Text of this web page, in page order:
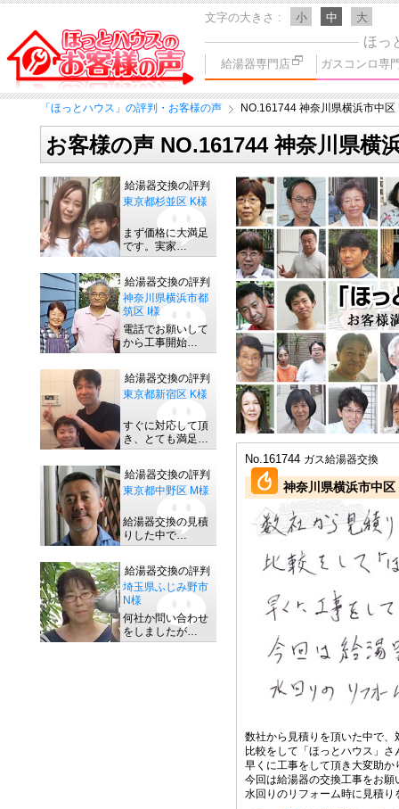
文字の大きさ 小 中 大
ほっ
給湯器専門店 ガスコンロ専
「ほっとハウス」の評判・お客様の声 NO.161744 神奈川県横浜市中区
お客様の声 NO.161744 神奈川県横
No.161744 ガス給湯器交換
神奈川県横浜市中区
数社から見積りを頂いた中で、
比較をして「ほっとハウス」さ
早くに工事をして頂き大変助か
今回は給湯器の交換工事をお
水回りのリフォーム時に見積
給湯器交換の評判
東京都杉並区 K様
まず価格に大満足
です。実家…
給湯器交換の評判
神奈川県横浜市都
筑区 I様
電話でお願いして
から工事開始…
給湯器交換の評判
東京都新宿区 K様
すぐに対応して頂
き、とても満足…
給湯器交換の評判
東京都中野区 M様
給湯器交換の見積
りした中で…
給湯器交換の評判
埼玉県ふじみ野市
N様
何社か問い合わせ
をしましたが…